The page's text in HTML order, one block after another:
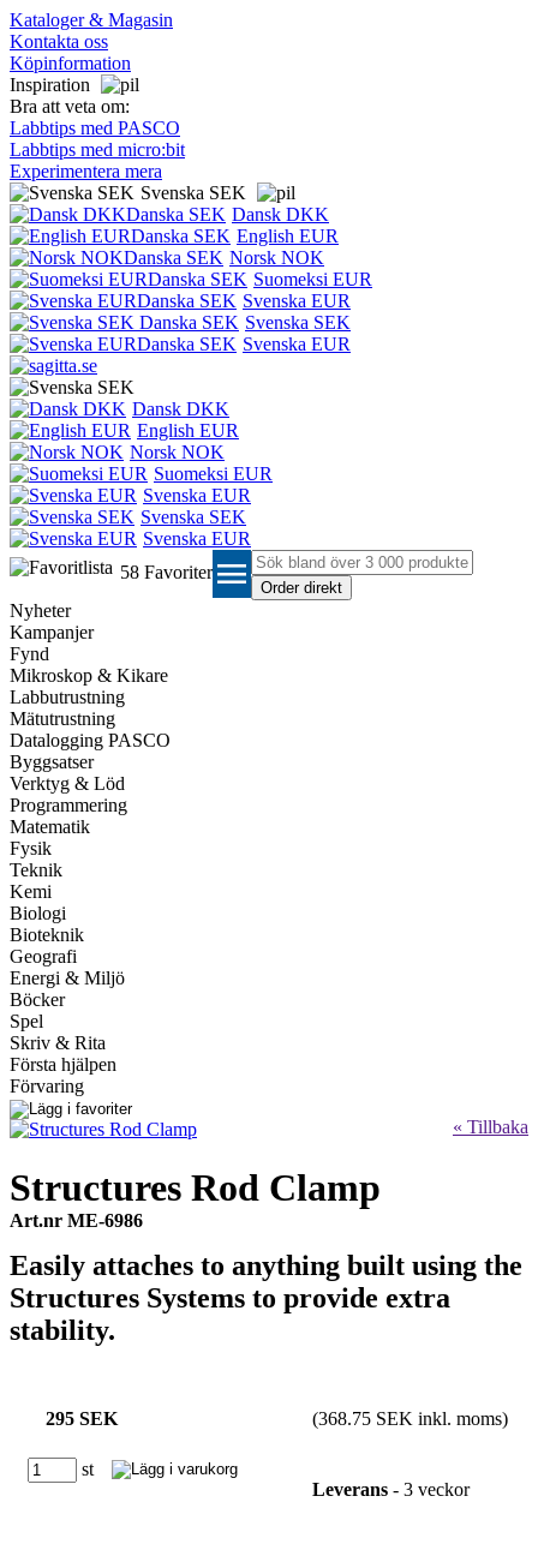
Kataloger & Magasin
Kontakta oss
Köpinformation
Inspiration
Bra att veta om:
Labbtips med PASCO
Labbtips med micro:bit
Experimentera mera
Svenska SEK
Dansk DKK
English EUR
Norsk NOK
Suomeksi EUR
Svenska EUR
Svenska SEK
Svenska EUR
Dansk DKK
English EUR
Norsk NOK
Suomeksi EUR
Svenska EUR
Svenska SEK
Svenska EUR
58 Favoriter menu
Nyheter
Kampanjer
Fynd
Mikroskop & Kikare
Labbutrustning
Mätutrustning
Datalogging PASCO
Byggsatser
Verktyg & Löd
Programmering
Matematik
Fysik
Teknik
Kemi
Biologi
Bioteknik
Geografi
Energi & Miljö
Böcker
Spel
Skriv & Rita
Första hjälpen
Förvaring
« Tillbaka
Structures Rod Clamp
Art.nr ME-6986
Easily attaches to anything built using the
Structures Systems to provide extra
stability.
295 SEK (368.75 SEK inkl. moms)
st
Leverans - 3 veckor